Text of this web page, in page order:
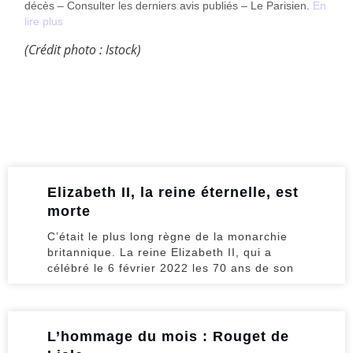
décès – Consulter les derniers avis publiés – Le Parisien. En
lire plus
(Crédit photo : Istock)
Elizabeth II, la reine éternelle, est
morte
C’était le plus long règne de la monarchie
britannique. La reine Elizabeth II, qui a
célébré le 6 février 2022 les 70 ans de son
L’hommage du mois : Rouget de